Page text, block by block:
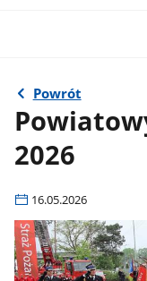
Powrót
2026
16.05.2026